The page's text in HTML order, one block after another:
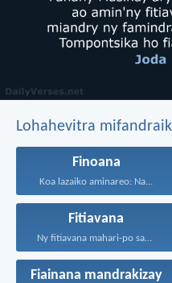
Lohahevitra
Finoana
Koa lazaiko aminareo: Na...
Fitiavana
Ny fitiavana mahari-po sady...
Fiainana mandrakizay